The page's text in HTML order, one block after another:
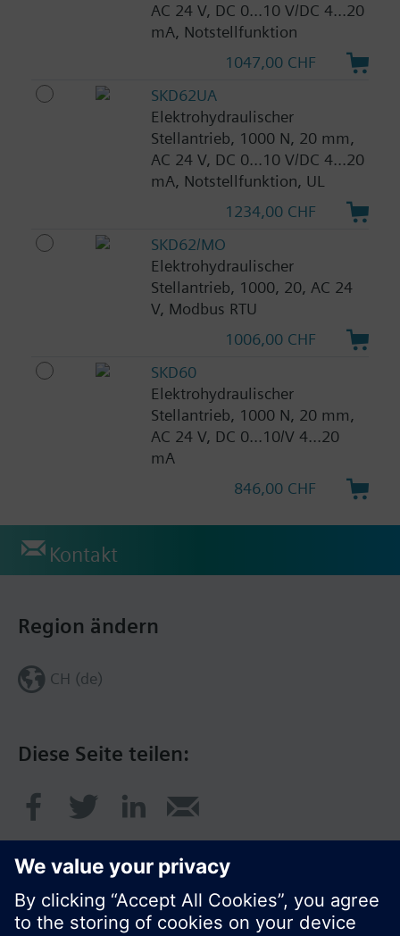
AC 24 V, DC 0...10 V/DC 4...20
mA, Notstellfunktion
1047,00 CHF
SKD62UA
Elektrohydraulischer
Stellantrieb, 1000 N, 20 mm,
AC 24 V, DC 0...10 V/DC 4...20
mA, Notstellfunktion, UL
1234,00 CHF
SKD62/MO
Elektrohydraulischer
Stellantrieb, 1000, 20, AC 24
V, Modbus RTU
1006,00 CHF
SKD60
Elektrohydraulischer
Stellantrieb, 1000 N, 20 mm,
AC 24 V, DC 0...10/V 4...20
mA
846,00 CHF
Kontakt
Diese Seite teilen:
Region ändern
CH (de)